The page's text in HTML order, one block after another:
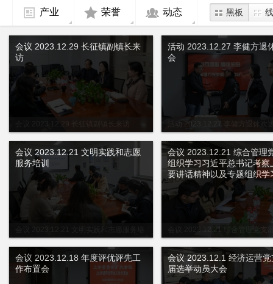
产业 荣誉 动态 黑板
会议 2023.12.29 长征镇副镇长来
访
活动 2023.12.27 李健方退休欢
活动 2023.12.27 李健方退
会
会议 2023.12.21 文明实践和志愿
服务培训
会议 2023.12.21 综合管理党支
题组织学习会
会议 2023.12.21 综合管理
组织学习习近平总书记考察
要讲话精神以及专题组织学
会议 2023.12.18 年度评优评先工
作布置会
会议 2023.12.1 经济运营党
届选举动员大会